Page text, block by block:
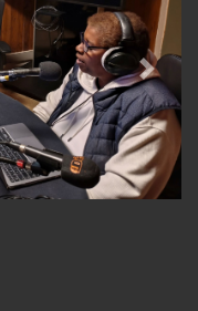
Next